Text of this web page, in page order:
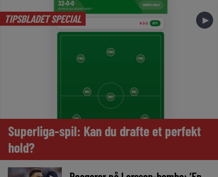
TIPSBLADET SPECIAL ►
Superliga-spil: Kan du drafte et perfekt
hold?